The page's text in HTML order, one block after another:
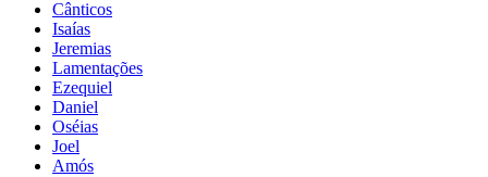
Cânticos
Isaías
Jeremias
Lamentações
Ezequiel
Daniel
Oséias
Joel
Amós